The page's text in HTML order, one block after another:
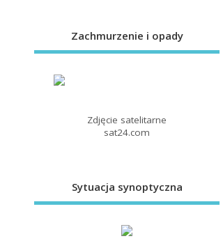
Zachmurzenie i opady
Zdjęcie satelitarne
sat24.com
Sytuacja synoptyczna